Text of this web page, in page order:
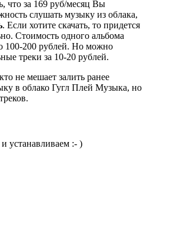
что за 169 руб/месяц Вы
слушать музыку из облака,
. Если хотите скачать, то придется
Стоимость одного альбома
100-200 рублей. Но можно
треки за 10-20 рублей.
не мешает залить ранее
в облако Гугл Плей Музыка, но
устанавливаем :- )